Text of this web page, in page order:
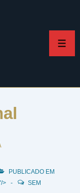
PUBLICADO EM
>
SEM